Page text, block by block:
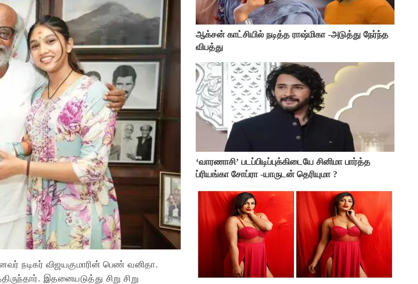
நடிகர் விஜயகுமாரின் பெண் வனிதா.
இதனையடுத்து சிறு சிறு
ஆக்சன் காட்சியில் நடித்த ராஷ்மிகா -அடுத்து நேர்ந்த
விபத்து
‘வாரணாசி’ படப்பிடிப்புக்கிடையே சினிமா பார்த்த
ப்ரியங்கா சோப்ரா -யாருடன் தெரியுமா ?